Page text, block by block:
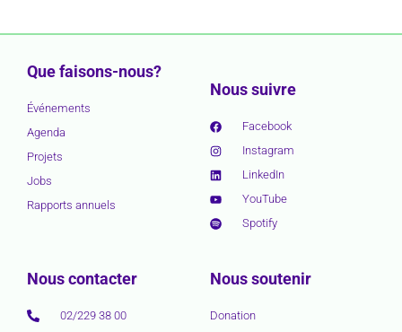
Que faisons-nous?
Événements
Agenda
Projets
Jobs
Rapports annuels
Nous suivre
Facebook
Instagram
LinkedIn
YouTube
Spotify
Nous contacter
02/229 38 00
Nous soutenir
Donation